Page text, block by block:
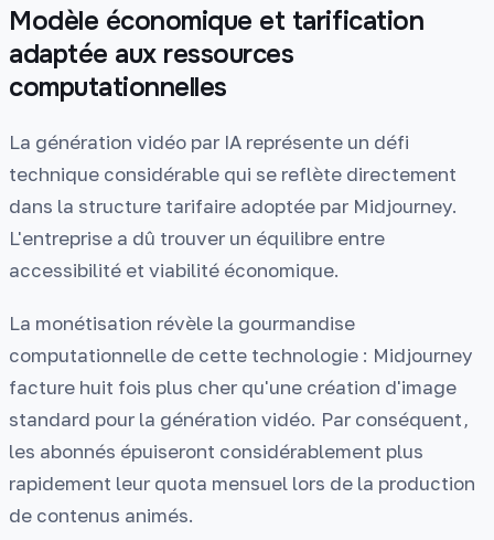
Modèle économique et tarification
adaptée aux ressources
computationnelles
La génération vidéo par IA représente un défi
technique considérable qui se reflète directement
dans la structure tarifaire adoptée par Midjourney.
L'entreprise a dû trouver un équilibre entre
accessibilité et viabilité économique.
La monétisation révèle la gourmandise
computationnelle de cette technologie : Midjourney
facture huit fois plus cher qu'une création d'image
standard pour la génération vidéo. Par conséquent,
les abonnés épuiseront considérablement plus
rapidement leur quota mensuel lors de la production
de contenus animés.